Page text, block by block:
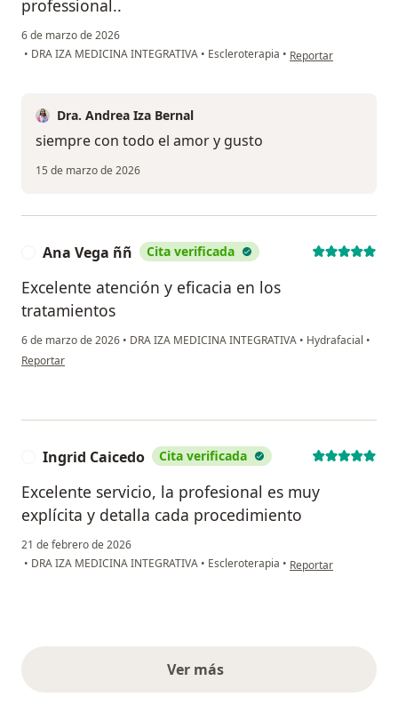
professional..
6 de marzo de 2026
• DRA IZA MEDICINA INTEGRATIVA • Escleroterapia • en opinión del
Reportar
Dra. Andrea Iza Bernal
siempre con todo el amor y gusto
15 de marzo de 2026
Ana Vega ññ Cita verificada
Excelente atención y eficacia en los
tratamientos
6 de marzo de 2026 • DRA IZA MEDICINA INTEGRATIVA • Hydrafacial •
en opinión del usuario Ana Vega ññ
Reportar
Ingrid Caicedo Cita verificada
Excelente servicio, la profesional es muy
explícita y detalla cada procedimiento
21 de febrero de 2026
• DRA IZA MEDICINA INTEGRATIVA • Escleroterapia • en opinión del
Reportar
Ver másopiniones anteriores